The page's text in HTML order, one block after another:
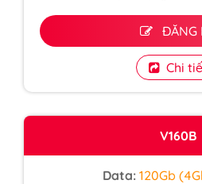
ĐĂNG
Chi
V160B
Data: 120Gb